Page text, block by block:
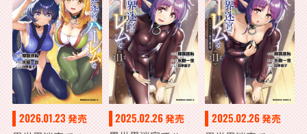
2026.01.23 発売 2025.02.26発売 2025.02.26発売